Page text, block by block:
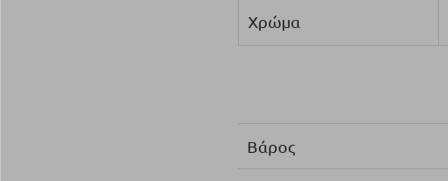
Χρώμα
Βάρος